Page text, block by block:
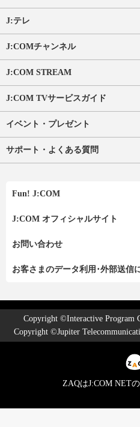
J:テレ
J:COMチャンネル
J:COM STREAM
J:COM TVサービスガイド
イベント・プレゼント
サポート・よくある質問
Fun! J:COM
J:COM オフィシャルサイト
お問い合わせ
お客さまのデータ利用･外部送信
Copyright ©Interactive Program
Copyright ©Jupiter
ZAQはJ:COM NET